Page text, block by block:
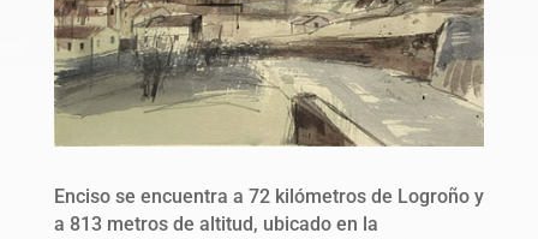
Enciso se encuentra a 72 kilómetros de Logroño y
a 813 metros de altitud, ubicado en la